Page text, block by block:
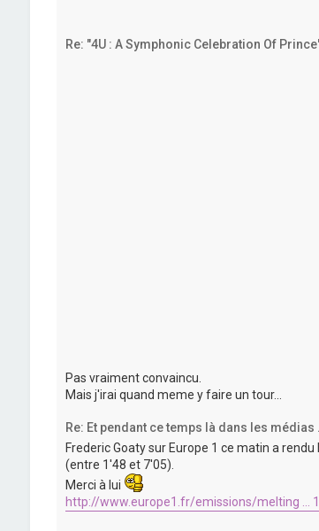
Re: "4U : A Symphonic Celebration Of
Pas vraiment convaincu.
Mais j'irai quand meme y faire un tour...
Re: Et pendant ce temps là dans les médias
Frederic Goaty sur Europe 1 ce matin a
(entre 1'48 et 7'05).
Merci à lui
http://www.europe1.fr/emissions/melting ...